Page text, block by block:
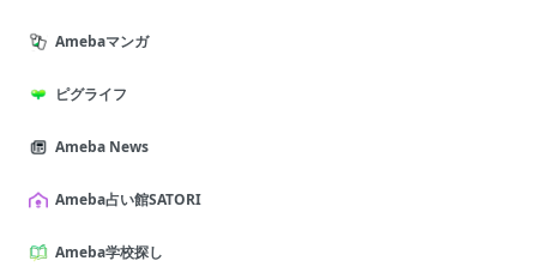
Amebaマンガ
ピグライフ
Ameba News
Ameba占い館SATORI
Ameba学校探し